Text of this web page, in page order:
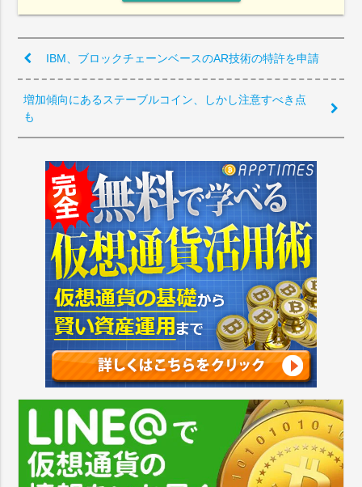
IBM、ブロックチェーンベースのAR技術の特許を申請
増加傾向にあるステーブルコイン、しかし注意すべき点
も